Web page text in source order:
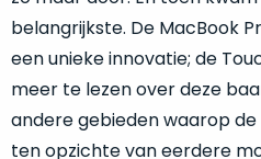
belangrijkste. De MacBook
een unieke innovatie; de
meer te lezen over deze
andere gebieden waarop de
ten opzichte van eerdere
doos
eenmalig
geopend”
zijn
varianten
te
kiezen.
Zeker
wanneer
je